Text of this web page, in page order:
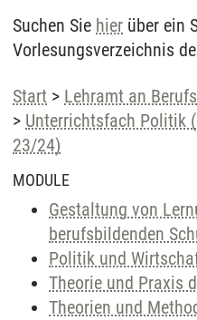
Suchen Sie hier über ein
Vorlesungsverzeichnis
Start > Lehramt an
> Unterrichtsfach Politik
23/24)
MODULE
Gestaltung von
berufsbildenden
Politik und
Theorie und Praxis
Theorien und